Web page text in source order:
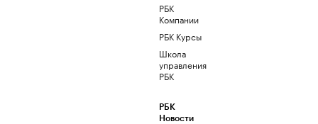
РБК
Компании
РБК Курсы
Школа
управления
РБК
РБК
Новости